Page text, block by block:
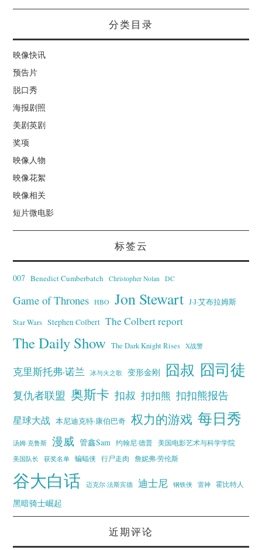
分类目录
映像快讯
预告片
脱口秀
海报剧照
美剧英剧
奖项
映像人物
映像花絮
映像相关
短片微电影
标签云
007 Benedict Cumberbatch Christopher Nolan DC
Game of Thrones HBO Jon Stewart J·J·艾布拉姆斯
Star Wars Stephen Colbert The Colbert report
The Daily Show The Dark Knight Rises X战警
克里斯托弗·诺兰 冰与火之歌 变形金刚 囧叔 囧司徒
复仇者联盟 奥斯卡 扣叔 扣扣熊 扣扣熊报告
星球大战 本尼迪克特·康伯巴奇 权力的游戏 每日秀
汤姆·克鲁斯 漫威 管鑫Sam 约翰尼·德普
美国电影艺术与科学学院
美国队长
获奖名单 蝙蝠侠 行尸走肉 詹妮弗·劳伦斯
谷大白话 迈克尔·法斯宾德 迪士尼 钢铁侠 雷神 霍比特人
黑暗骑士崛起
近期评论